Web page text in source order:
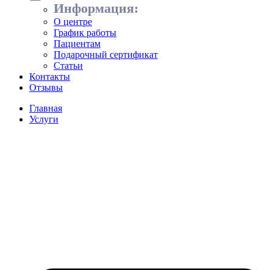
Информация:
О центре
График работы
Пациентам
Подарочный сертификат
Статьи
Контакты
Отзывы
Главная
Услуги